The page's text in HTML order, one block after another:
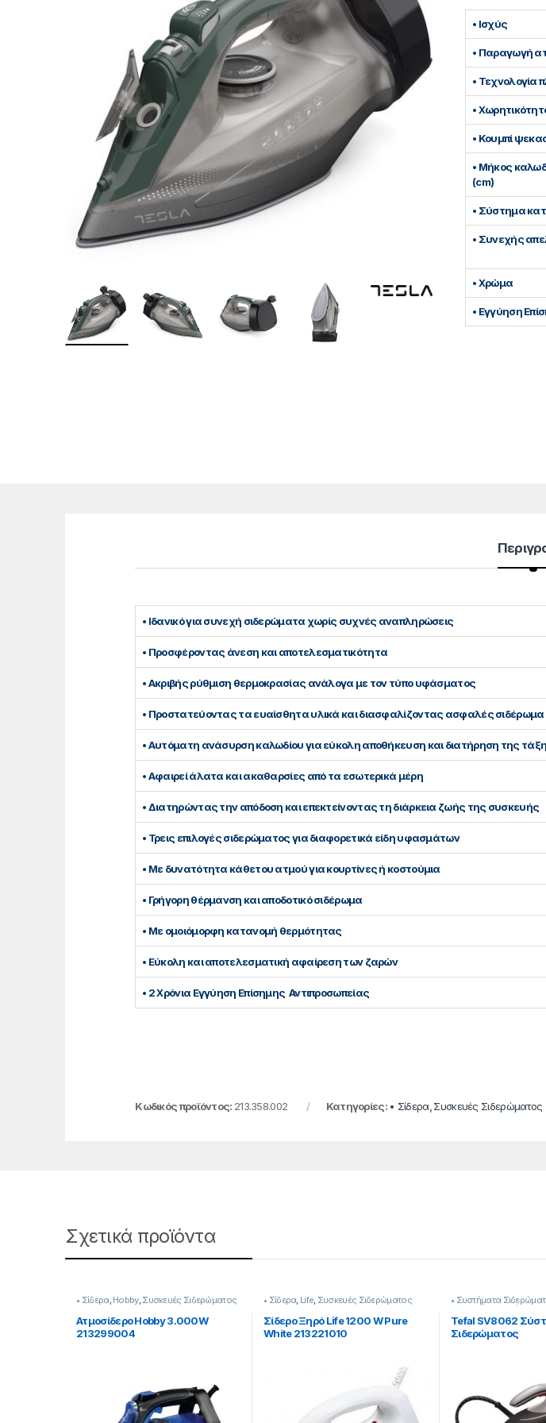
• Ισχύς
• Παραγωγή
• Τεχνολογία
•
• Κουμπί
• Μήκος
(cm)
• Σύστημα
• Συνεχής
• Χρώμα
• Εγγύηση
• Ιδανικό για συνεχή σιδερώματα χωρίς συχνές αναπληρώσεις
• Προσφέροντας άνεση και αποτελεσματικότητα
• Ακριβής ρύθμιση θερμοκρασίας ανάλογα με τον τύπο υφάσματος
• Προστατεύοντας τα ευαίσθητα υλικά και διασφαλίζοντας ασφαλές σιδέρωμα
• Αυτόματη ανάσυρση καλωδίου για εύκολη αποθήκευση και διατήρηση της
• Αφαιρεί άλατα και ακαθαρσίες από τα εσωτερικά μέρη
• Διατηρώντας την απόδοση και επεκτείνοντας τη διάρκεια ζωής της συσκευής
• Τρεις επιλογές σιδερώματος για διαφορετικά είδη υφασμάτων
• Με δυνατότητα κάθετου ατμού για κουρτίνες ή κοστούμια
• Γρήγορη θέρμανση και αποδοτικό σιδέρωμα
• Με ομοιόμορφη κατανομή θερμότητας
• Εύκολη και αποτελεσματική αφαίρεση των ζαρών
• 2 Χρόνια Εγγύηση Επίσημης Αντιπροσωπείας
Κωδικός προϊόντος: 213.358.002 Κατηγορίες: • Σίδερα, Συσκευές Σιδερώματος
Σχετικά προϊόντα
• Σίδερα,Hobby,Συσκευές Σιδερώματος
Ατμοσίδερο Hobby 3.000W
213299004
• Σίδερα, Life, Συσκευές Σιδερώματος
Σίδερο Ξηρό Life 1200 W Pure
White 213221010
• Συστήματα
Συσκευές Σιδερώματος
Tefal SV8062
Σιδερώματος